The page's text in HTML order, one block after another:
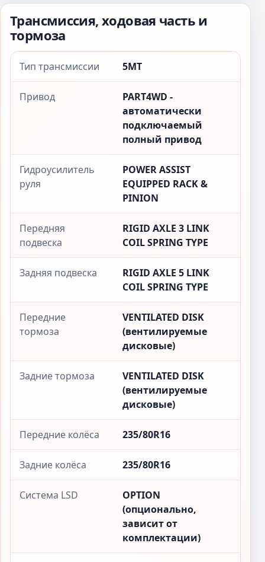
Трансмиссия, ходовая часть и
тормоза
Тип трансмиссии 5MT
Привод
PART4WD -
автоматически
подключаемый
полный привод
Гидроусилитель
руля
POWER ASSIST
EQUIPPED RACK &
PINION
Передняя
подвеска
RIGID AXLE 3 LINK
COIL SPRING TYPE
Задняя подвеска
RIGID AXLE 5 LINK
COIL SPRING TYPE
Передние
тормоза
VENTILATED DISK
(вентилируемые
дисковые)
Задние тормоза
VENTILATED DISK
(вентилируемые
дисковые)
Передние колёса 235/80R16
Задние колёса 235/80R16
Система LSD
OPTION
(опционально,
зависит от
комплектации)